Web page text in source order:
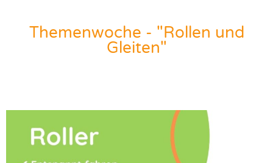
Themenwoche - "Rollen und
Gleiten"